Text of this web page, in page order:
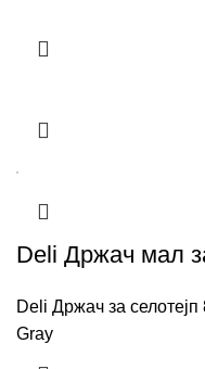
Deli Држач мал
Deli Држач за
Gray